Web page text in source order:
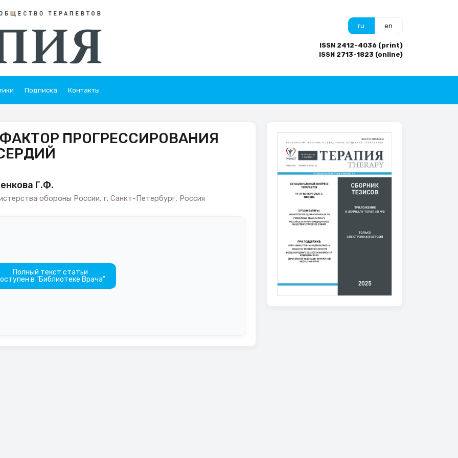
ru en
ISSN 2412-4036 (print)
ISSN 2713-1823 (online)
Подписка Контакты
ПРОГРЕССИРОВАНИЯ
Г.Ф.
обороны России, г. Санкт-Петербург, Россия
Полный текст статьи
в "Библиотеке Врача"